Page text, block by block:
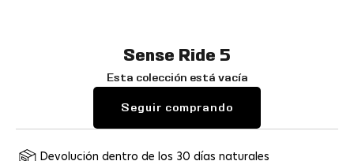
Sense Ride 5
Esta colección está vacía
Seguir comprando
Devolución dentro de los 30 días naturales